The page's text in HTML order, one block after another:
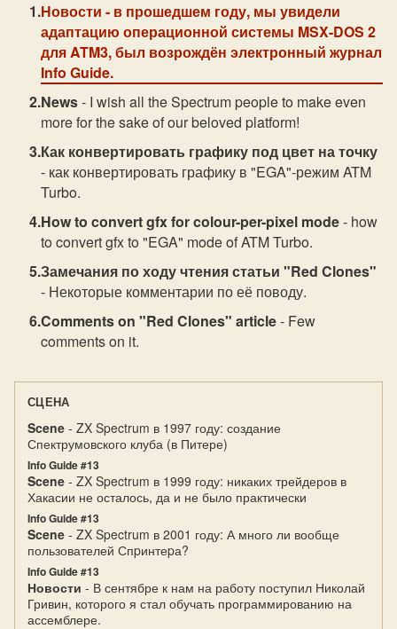
Новости - в прошедшем году, мы увидели
адаптацию операционной системы MSX-DOS 2
для ATM3, был возрождён электронный журнал
Info Guide.
News- I wish all the Spectrum people to make even
more for the sake of our beloved platform!
Как конвертировать графику под цвет на точку
- как конвертировать графику в "EGA"-режим ATM
Turbo.
How to convert gfx for colour-per-pixel mode- how
to convert gfx to "EGA" mode of ATM Turbo.
Замечания по ходу чтения статьи "Red Clones"
- Некоторые комментарии по её поводу.
Comments on "Red Clones" article- Few
comments on it.
СЦЕНА
Scene - ZX Spectrum в 1997 году: создание
Спектрумовского клуба (в Питере)
Info Guide #13
Scene - ZX Spectrum в 1999 году: никаких трейдеров в
Хакасии не осталось, да и не было практически
Info Guide #13
Scene - ZX Spectrum в 2001 году: А много ли вообще
пользователей Спpинтеpа?
Info Guide #13
Новости - В сентябре к нам на работу поступил Николай
Гривин, которого я стал обучать программированию на
ассемблере.